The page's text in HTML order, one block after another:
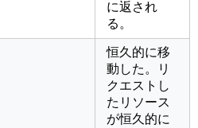
に返され
る。
恒久的に移
動した。リ
クエストし
たリソース
が恒久的に